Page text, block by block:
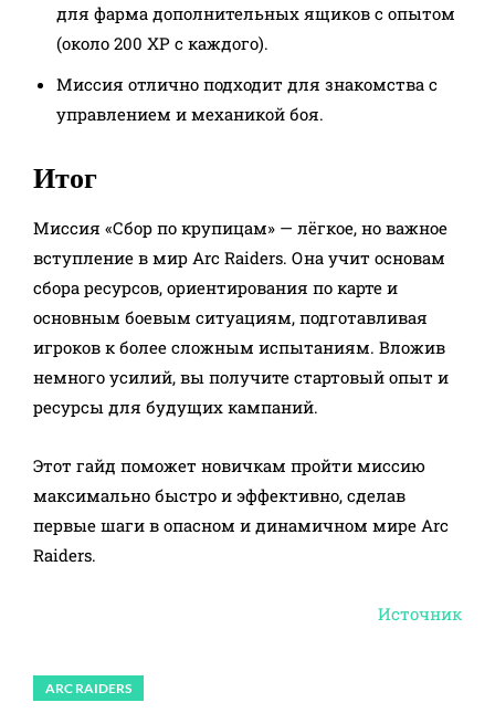
для фарма дополнительных ящиков с опытом
(около 200 XP с каждого).
Миссия отлично подходит для знакомства с
управлением и механикой боя.
Итог
Миссия «Сбор по крупицам» — лёгкое, но важное
вступление в мир Arc Raiders. Она учит основам
сбора ресурсов, ориентирования по карте и
основным боевым ситуациям, подготавливая
игроков к более сложным испытаниям. Вложив
немного усилий, вы получите стартовый опыт и
ресурсы для будущих кампаний.
Этот гайд поможет новичкам пройти миссию
максимально быстро и эффективно, сделав
первые шаги в опасном и динамичном мире Arc
Raiders.
Источник
ARC RAIDERS